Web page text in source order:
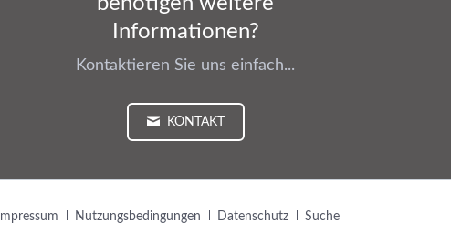
Informationen?
Kontaktieren Sie uns einfach...
KONTAKT
Navigation
Impressum Nutzungsbedingungen Datenschutz Suche